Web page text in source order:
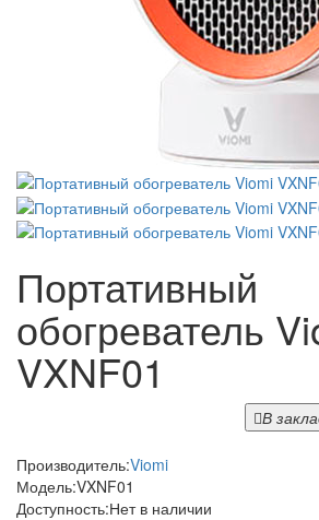
Портативный
обогреватель
VXNF01
В
Производитель:Viomi
Модель:VXNF01
Доступность:Нет в наличии